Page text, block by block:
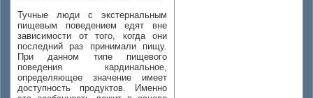
Тучные люди с экстернальным
пищевым поведением едят вне
зависимости от того, когда они
последний раз принимали пищу.
При данном типе пищевого
поведения кардинальное,
определяющее значение имеет
доступность продуктов. Именно